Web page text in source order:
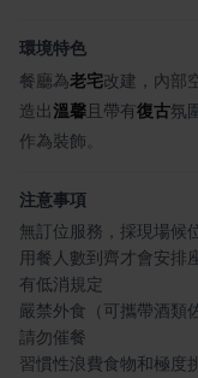
環境特色
餐廳為老宅改建，內部
造出溫馨 且帶有復古氛
作為裝飾。
注意事項
無訂位服務，採現場候
用餐人數到齊才會安排
有低消規定
嚴禁外食（可攜帶酒類
請勿催餐
習慣性浪費食物和極度